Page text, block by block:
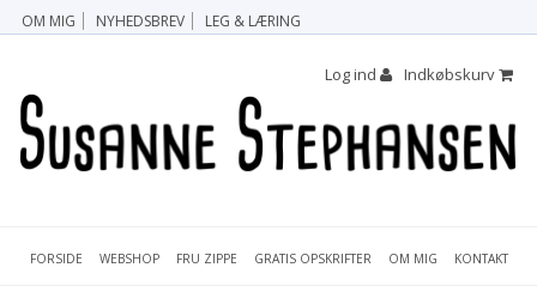
OM MIG NYHEDSBREV LEG & LÆRING
Indkøbskurv
Log ind
FORSIDE WEBSHOP FRU ZIPPE GRATIS OPSKRIFTER OM MIG KONTAKT